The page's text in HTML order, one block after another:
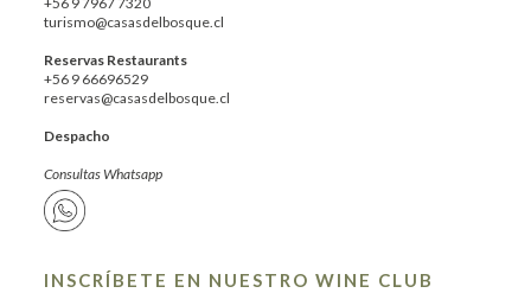
turismo@casasdelbosque.cl
Reservas Restaurants
+56 9 66696529
reservas@casasdelbosque.cl
Despacho
Consultas Whatsapp
INSCRÍBETE EN NUESTRO WINE CLUB